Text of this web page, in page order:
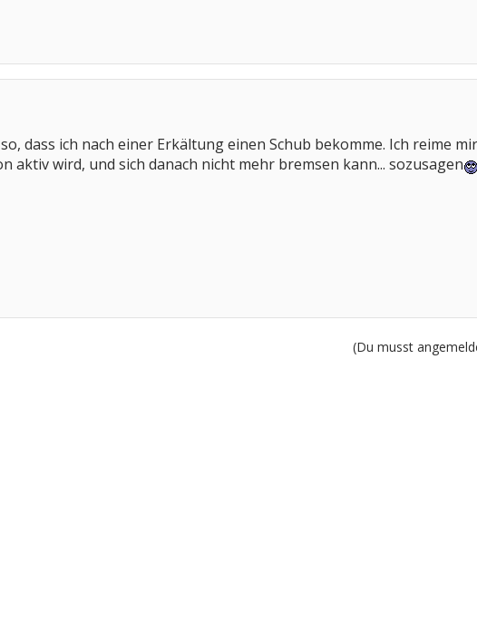
dass ich nach einer Erkältung einen Schub bekomme. Ich reime
aktiv wird, und sich danach nicht mehr bremsen kann... sozusagen
(Du musst